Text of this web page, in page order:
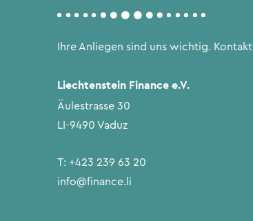
Ihre Anliegen sind uns wichtig.
Liechtenstein Finance e.V.
Äulestrasse 30
LI-9490 Vaduz
T: +423 239 63 20
info@finance.li